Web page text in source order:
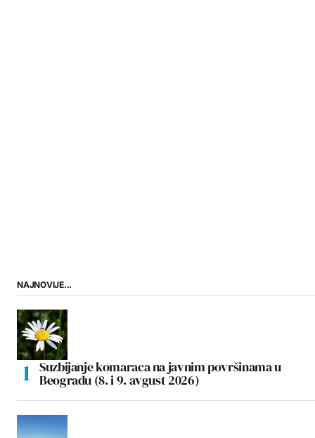
NAJNOVIJE...
Suzbijanje komaraca na javnim površinama u
Beogradu (8. i 9. avgust 2026)